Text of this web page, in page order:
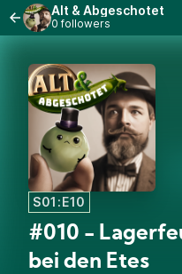
Alt & Abgeschotet
0 followers
S01:E10
#010 -
bei den Etes